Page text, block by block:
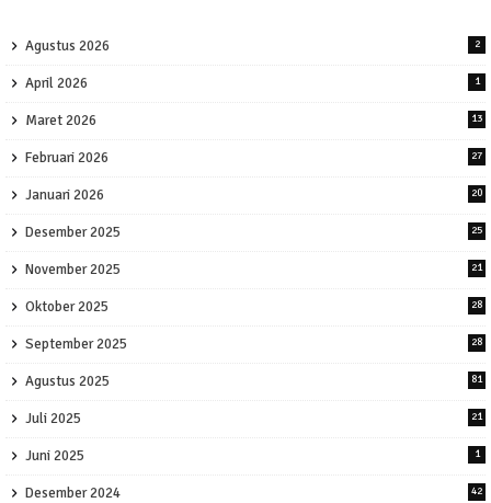
Agustus 2026 2
April 2026 1
Maret 2026 13
Februari 2026 27
Januari 2026 20
Desember 2025 25
November 2025 21
Oktober 2025 28
September 2025 28
Agustus 2025 81
Juli 2025 21
Juni 2025 1
Desember 2024 42